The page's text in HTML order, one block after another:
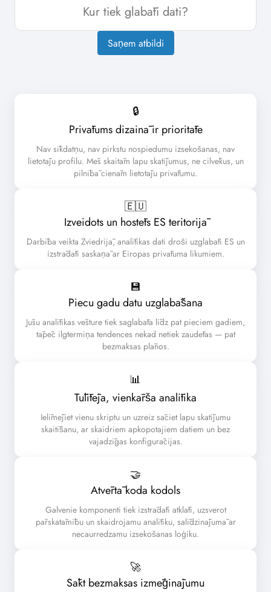
Saņem atbildi
🔒
Privātums dizainā ir prioritāte
Nav sīkdatņu, nav pirkstu nospiedumu izsekošanas, nav
lietotāju profilu. Mēs skaitām lapu skatījumus, ne cilvēkus, un
pilnībā cienām lietotāju privātumu.
🇪🇺️
Izveidots un hostēts ES teritorijā
Darbība veikta Zviedrijā, analītikas dati droši uzglabāti ES un
izstrādāti saskaņā ar Eiropas privātuma likumiem.
💾
Piecu gadu datu uzglabāšana
Jūsu analītikas vēsture tiek saglabāta līdz pat pieciem gadiem,
tāpēc ilgtermiņa tendences nekad netiek zaudētas — pat
bezmaksas plānos.
📊
Tūlītēja, vienkārša analītika
Ielīmējiet vienu skriptu un uzreiz sāciet lapu skatījumu
skaitīšanu, ar skaidriem apkopotajiem datiem un bez
vajadzīgas konfigurācijas.
🤝
Atvērtā koda kodols
Galvenie komponenti tiek izstrādāti atklāti, uzsverot
pārskatāmību un skaidrojamu analītiku, salīdzinājumā ar
necaurredzamu izsekošanas loģiku.
🚀
Sākt bezmaksas izmēģinājumu